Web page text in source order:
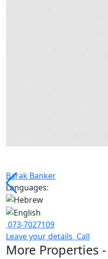
Barak Banker
Languages:
073-7027109
Leave your details Call